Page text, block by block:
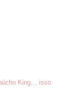
King… isso